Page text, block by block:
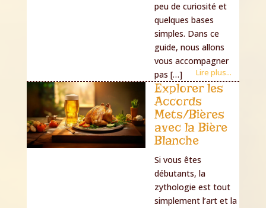
peu de curiosité et
quelques bases
simples. Dans ce
guide, nous allons
vous accompagner
pas […]
Lire plus...
Explorer les
Accords
Mets/Bières
avec la Bière
Blanche
Si vous êtes
débutants, la
zythologie est tout
simplement l’art et la